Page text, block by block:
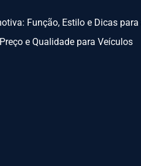
Função, Estilo e Dicas
e Qualidade para Veículos